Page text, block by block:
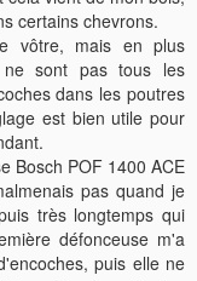
certains chevrons.
vôtre, mais en plus
ne sont pas tous les
dans les poutres
est bien utile pour
Bosch POF 1400 ACE
pas quand je
très longtemps qui
défonceuse m'a
puis elle ne